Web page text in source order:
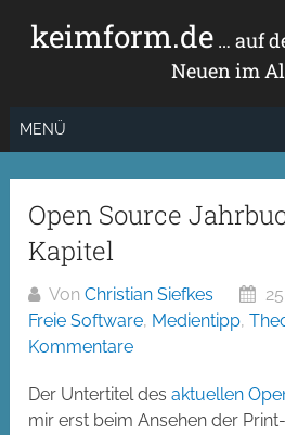
Inhaltkeimform.de… auf
Neuen im
MENÜ
Open Source
Kapitel
VonChristian Siefkes
Freie Software, Medientipp,
Kommentare
Der Untertitel desaktuellen
mir erst beim Ansehen der